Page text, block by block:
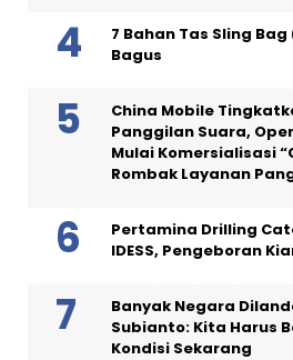
7 Bahan Tas Sling
Bagus
China Mobile
Panggilan Suara,
Mulai Komersialisasi
Rombak Layanan
Pertamina Drilling
IDESS, Pengeboran
Banyak Negara
Subianto: Kita Harus
Kondisi Sekarang